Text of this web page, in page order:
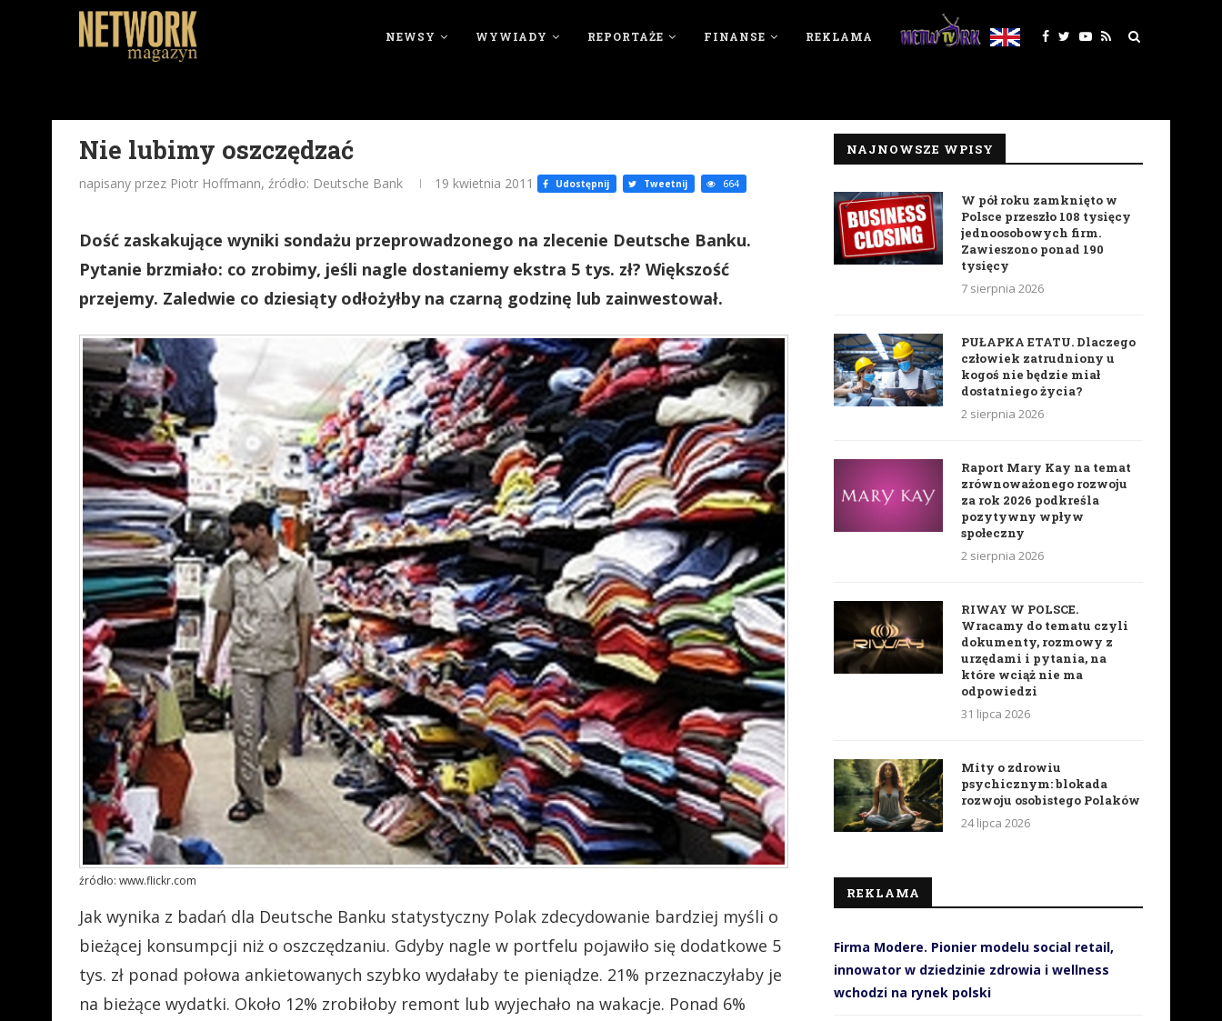
NEWSY WYWIADY REPORTAŻE FINANSE REKLAMA
Nie lubimy oszczędzać
napisany przez Piotr Hoffmann, źródło: Deutsche Bank 19 kwietnia 2011 Udostępnij Tweetnij 664
Dość zaskakujące wyniki sondażu przeprowadzonego na zlecenie Deutsche Banku.
Pytanie brzmiało: co zrobimy, jeśli nagle dostaniemy ekstra 5 tys. zł? Większość
przejemy. Zaledwie co dziesiąty odłożyłby na czarną godzinę lub zainwestował.
źródło: www.flickr.com
Jak wynika z badań dla Deutsche Banku statystyczny Polak zdecydowanie bardziej myśli o
bieżącej konsumpcji niż o oszczędzaniu. Gdyby nagle w portfelu pojawiło się dodatkowe 5
tys. zł ponad połowa ankietowanych szybko wydałaby te pieniądze. 21% przeznaczyłaby je
na bieżące wydatki. Około 12% zrobiłoby remont lub wyjechało na wakacje. Ponad 6%
NAJNOWSZE WPISY
W pół roku zamknięto w
Polsce przeszło 108 tysięcy
jednoosobowych firm.
Zawieszono ponad 190
tysięcy
7 sierpnia 2026
PUŁAPKA ETATU. Dlaczego
człowiek zatrudniony u
kogoś nie będzie miał
dostatniego życia?
2 sierpnia 2026
Raport Mary Kay na temat
zrównoważonego rozwoju
za rok 2026 podkreśla
pozytywny wpływ
społeczny
2 sierpnia 2026
RIWAY W POLSCE.
Wracamy do tematu czyli
dokumenty, rozmowy z
urzędami i pytania, na
które wciąż nie ma
odpowiedzi
31 lipca 2026
Mity o zdrowiu
psychicznym: blokada
rozwoju osobistego Polaków
24 lipca 2026
REKLAMA
Firma Modere. Pionier modelu social retail,
innowator w dziedzinie zdrowia i wellness
wchodzi na rynek polski